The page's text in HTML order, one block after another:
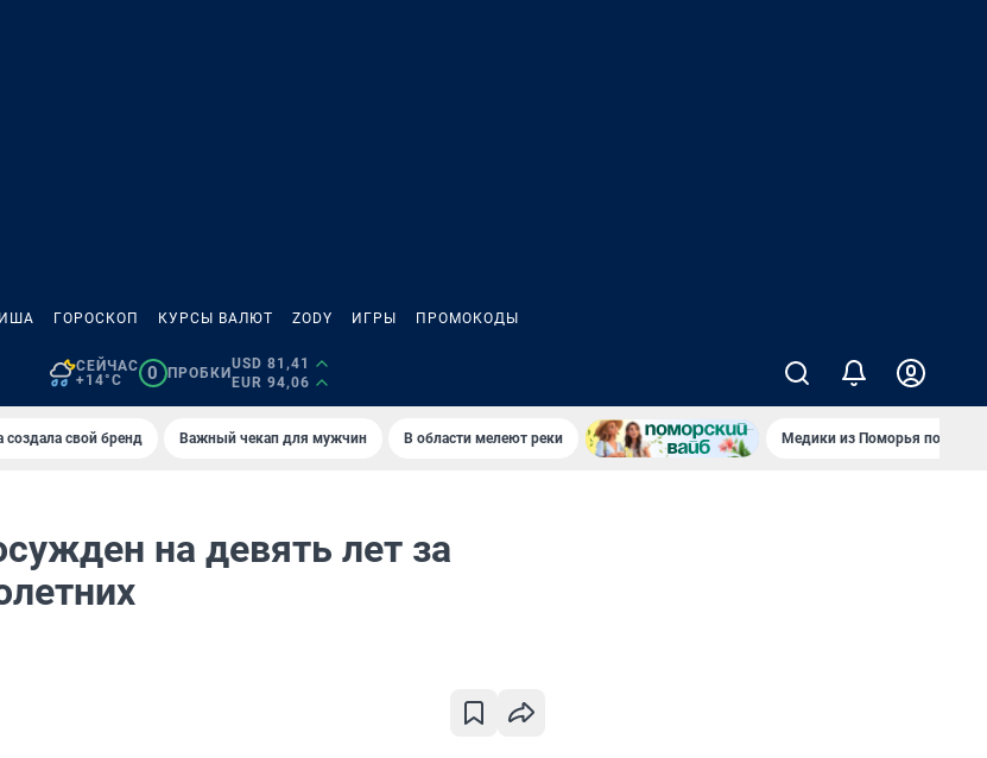
ГОРОСКОП КУРСЫ ВАЛЮТ ZODY ИГРЫ ПРОМОКОДЫ
СЕЙЧАС
+14°C
0 ПРОБКИ
USD 81,41
EUR 94,06
свой бренд Важный чекап для мужчин В области мелеют реки Медики из Поморья поехали
на девять лет за